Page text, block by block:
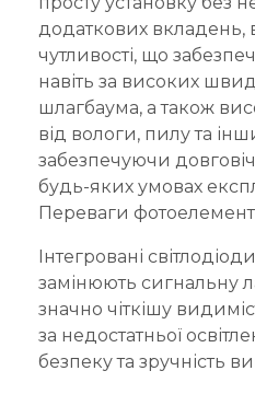
додаткових вкладень,
чутливості, що
навіть за високих
шлагбаума, а також
від вологи, пилу та
забезпечуючи
будь-яких умовах
Переваги
Інтегровані
замінюють сигнальну
значно чіткішу
за недостатньої
безпеку та зручність